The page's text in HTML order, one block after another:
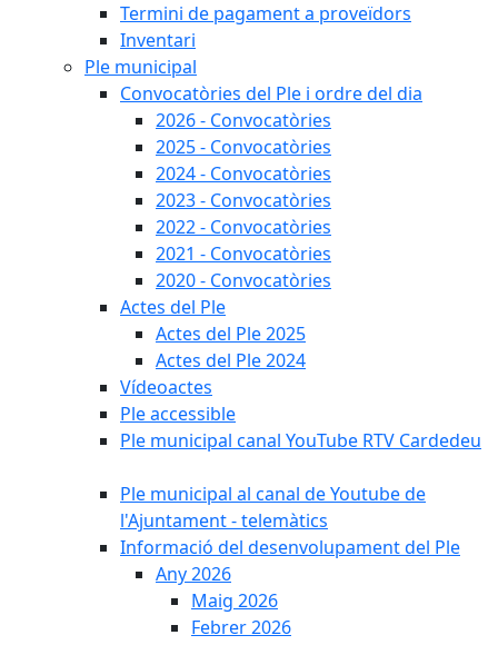
Termini de pagament a proveïdors
Inventari
Ple municipal
Convocatòries del Ple i ordre del dia
2026 - Convocatòries
2025 - Convocatòries
2024 - Convocatòries
2023 - Convocatòries
2022 - Convocatòries
2021 - Convocatòries
2020 - Convocatòries
Actes del Ple
Actes del Ple 2025
Actes del Ple 2024
Vídeoactes
Ple accessible
Ple municipal canal YouTube RTV Cardedeu
Ple municipal al canal de Youtube de
l'Ajuntament - telemàtics
Informació del desenvolupament del Ple
Any 2026
Maig 2026
Febrer 2026